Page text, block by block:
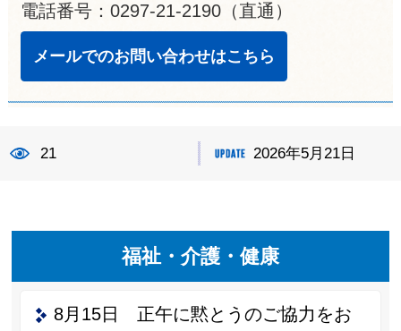
電話番号：0297-21-2190（直通）
メールでのお問い合わせはこちら
21 2026年5月21日
福祉・介護・健康
8月15日 正午に黙とうのご協力をお